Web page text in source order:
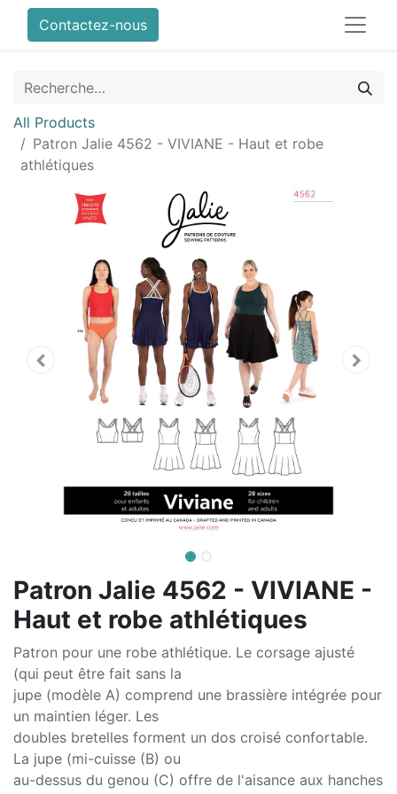
Contactez-nous
All Products
Patron Jalie 4562 - VIVIANE - Haut et robe
athlétiques
Patron Jalie 4562 - VIVIANE -
Haut et robe athlétiques
Patron pour une robe athlétique. Le corsage ajusté
(qui peut être fait sans la
jupe (modèle A) comprend une brassière intégrée pour
un maintien léger. Les
doubles bretelles forment un dos croisé confortable.
La jupe (mi-cuisse (B) ou
au-dessus du genou (C) offre de l'aisance aux hanches